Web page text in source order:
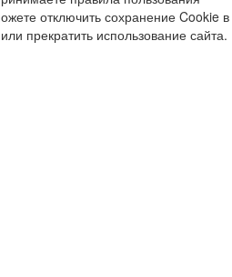
отключить сохранение Cookie в
прекратить использование сайта.